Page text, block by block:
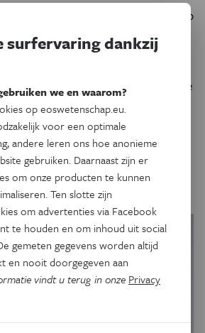
in plaats van naar stermodellen op
in Chili bijvoorbeeld, waar de grote
Zuidelijke Sterrenwacht staan?
Op La Palma (
het Canarische
de Mercator-telescoop van de KU
ik heb behalve voor sterrenkunde
voor wiskunde. In de
beide samen.’
surfervaring dankzij
we en waarom?
op eoswetenschap.eu.
voor een optimale
andere leren ons hoe anonieme
gebruiken. Daarnaast zijn er
om onze producten te kunnen
Ten slotte zijn
om advertenties via Facebook
te houden en om inhoud uit social
gemeten gegevens worden altijd
en nooit doorgegeven aan
vindt u terug in onze Privacy